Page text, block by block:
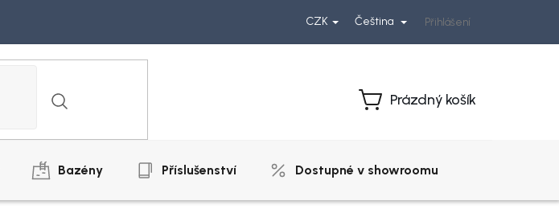
CZK Čeština Přihlášení
Nákupní
Prázdný košík
Bazény Příslušenství Dostupné v showroomu